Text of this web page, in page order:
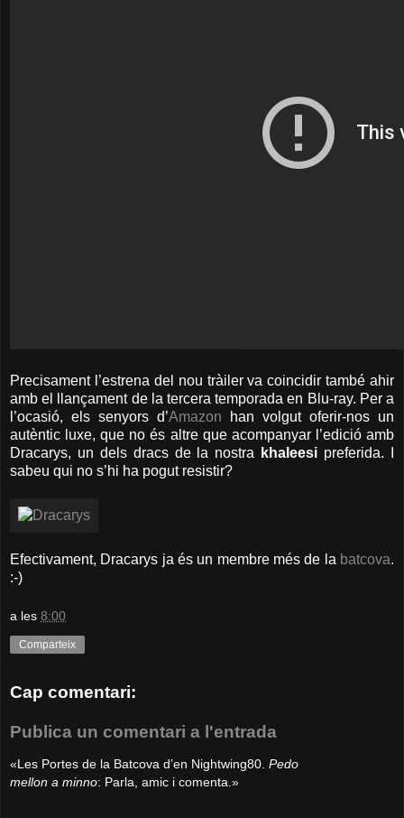
Precisament l’estrena del nou tràiler va coincidir també ahir
amb el llançament de la tercera temporada en Blu-ray. Per a
l’ocasió, els senyors d’Amazon han volgut oferir-nos un
autèntic luxe, que no és altre que acompanyar l’edició amb
Dracarys, un dels dracs de la nostra
khaleesi preferida. I
sabeu qui no s’hi ha pogut resistir?
Efectivament, Dracarys ja és un membre més de la batcova.
:-)
a les 8:00
Comparteix
Cap comentari:
Publica un comentari a l'entrada
«Les Portes de la Batcova d’en Nightwing80. Pedo
mellon a minno: Parla, amic i comenta.»